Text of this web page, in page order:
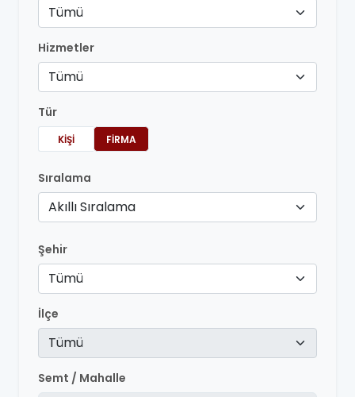
Tümü
Hizmetler
Tümü
Tür
KIŞI FIRMA
Sıralama
Akıllı Sıralama
Şehir
Tümü
İlçe
Tümü
Semt / Mahalle